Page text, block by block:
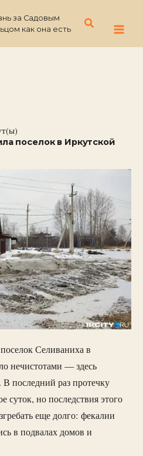
за Садовым
как она есть
Поиск
поселок в Иркутской
Селиваниха в
нечистотами — здесь
последний раз протечку
суток, но последствия этого
еще долго: фекалии
в подвалах домов и